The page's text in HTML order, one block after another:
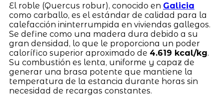
El roble (Quercus robur), conocido en Galicia
como carballo, es el estándar de calidad para la
calefacción ininterrumpida en viviendas gallegos.
Se define como una madera dura debido a su
gran densidad, lo que le proporciona un poder
calorífico superior aproximado de 4.619 kcal/kg.
Su combustión es lenta, uniforme y capaz de
generar una brasa potente que mantiene la
temperatura de la estancia durante horas sin
necesidad de recargas constantes.